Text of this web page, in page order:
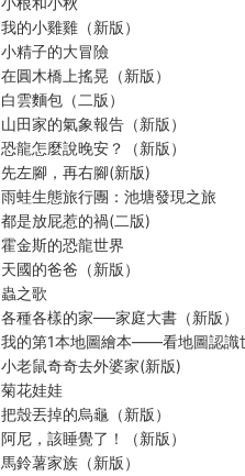
我的小雞雞（新版）
小精子的大冒險
在圓木橋上搖晃（新版）
白雲麵包（二版）
山田家的氣象報告（新版）
恐龍怎麼說晚安？（新版）
先左腳，再右腳(新版)
雨蛙生態旅行團：池塘發現之旅
都是放屁惹的禍(二版)
霍金斯的恐龍世界
天國的爸爸（新版）
蟲之歌
各種各樣的家──家庭大書（新版）
我的第1本地圖繪本――看地圖認識
小老鼠奇奇去外婆家(新版)
菊花娃娃
把殼丟掉的烏龜（新版）
阿尼，該睡覺了！（新版）
馬鈴薯家族（新版）